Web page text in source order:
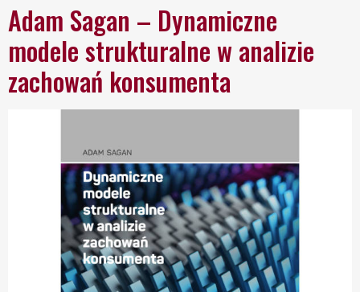
Adam Sagan – Dynamiczne
modele strukturalne w analizie
zachowań konsumenta